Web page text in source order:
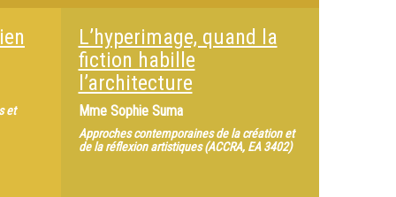
et
L’hyperimage, quand la
fiction habille
l’architecture
Mme Sophie Suma
Approches contemporaines de la création et
de la réflexion artistiques (ACCRA, EA 3402)